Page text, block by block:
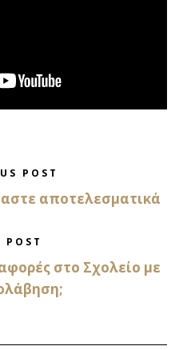
POST
αποτελεσματικά
POST
στο Σχολείο με